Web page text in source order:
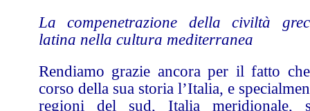
La compenetrazione della civiltà
latina nella cultura mediterranea
Rendiamo grazie ancora per il fatto
corso della sua storia l’Italia, e
regioni del sud, Italia meridionale,